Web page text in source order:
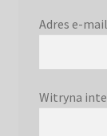
Adres e-mail
Witryna